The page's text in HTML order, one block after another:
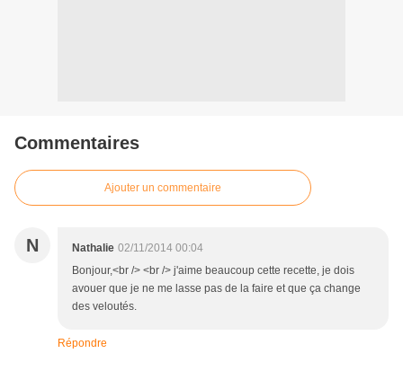
Commentaires
Ajouter un commentaire
N Nathalie 02/11/2014 00:04
Bonjour,<br /> <br /> j'aime beaucoup cette recette, je dois
avouer que je ne me lasse pas de la faire et que ça change
des veloutés.
Répondre